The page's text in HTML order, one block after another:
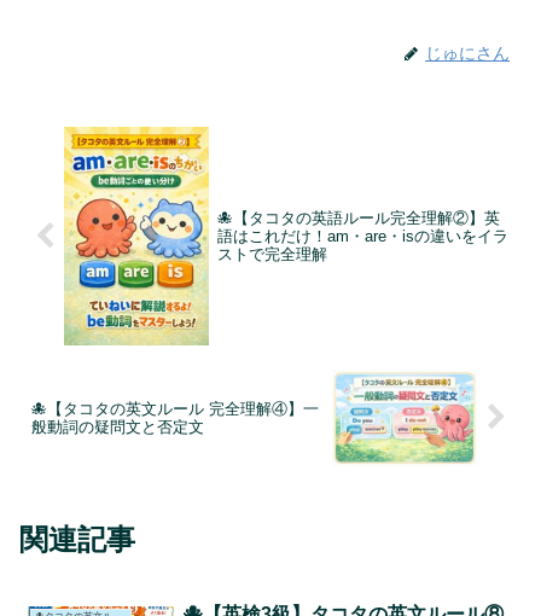
じゅにさん
🐙【タコタの英語ルール完全理解②】英
語はこれだけ！am・are・isの違いをイラ
ストで完全理解
🐙【タコタの英文ルール 完全理解④】一
般動詞の疑問文と否定文
関連記事